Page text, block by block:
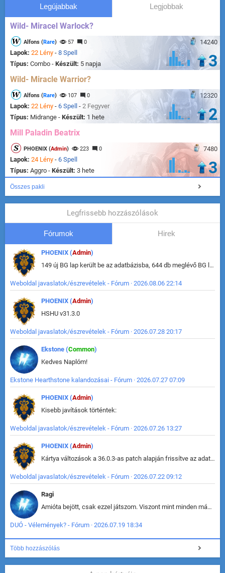
Legújabbak Legjobbak
Wild- Miracel Warlock?
14240
Alfons (Rare) 57 0
Lapok: 22 Lény - 8 Spell
Típus: Combo - Készült: 5 napja 3
Wild- Miracle Warrior?
12320
Alfons (Rare) 107 0
Lapok: 22 Lény - 6 Spell - 2 Fegyver
Típus: Midrange - Készült: 1 hete 2
Mill Paladin Beatrix
7480
PHOENIX (Admin) 223 0
Lapok: 24 Lény - 6 Spell
Típus: Aggro - Készült: 3 hete 3
Összes pakli
Legfrissebb hozzászólások
Fórumok Hirek
PHOENIX (Admin)
149 új BG lap került be az adatbázisba, 644 db meglévő BG lap módosult, bekerültek az új képek a megváltozott lapokhoz is.
Weboldal javaslatok/észrevételek - Fórum · 2026.08.06 22:14
PHOENIX (Admin)
HSHU v31.3.0
Weboldal javaslatok/észrevételek - Fórum · 2026.07.28 20:17
Ekstone (Common)
Kedves Naplóm!
Ekstone Hearthstone kalandozásai - Fórum · 2026.07.27 07:09
PHOENIX (Admin)
Kisebb javítások történtek:
Weboldal javaslatok/észrevételek - Fórum · 2026.07.26 13:27
PHOENIX (Admin)
Kártya változások a 36.0.3-as patch alapján frissítve az adatbázisban (képek is cserélve).
Weboldal javaslatok/észrevételek - Fórum · 2026.07.22 09:12
Ragi
Amióta bejött, csak ezzel játszom. Viszont mint minden más - akár az alapjáték is, ez is baromira összetett lett. Néha már pár kör után is esélytelen az egész. Vagy irreállisan túltápol valaki, vagy lelép a partner, vagy csak hülye mint a segg. És amikor eljönne az én időm, na akkor jön el mindenki másé is. Engem jobban érdekelne, hogy ki milyen ratingen szokott játszani. Na ez lenne egy érdekes adat.
DUÓ - Vélemények? - Fórum · 2026.07.19 18:34
Több hozzászólás